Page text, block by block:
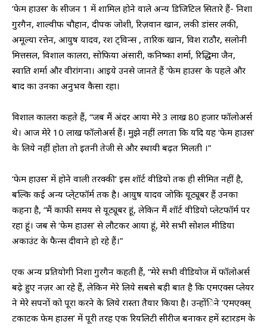
‘फेम हाउस’ के सीजन 1 में शामिल होने वाले अन्य डिजिटिल सितारे हैं- निशा
गुरगैन, शाल्वीफ चौहान, दीपक जोशी, रिज़वान खान, लकी डांसर लकी,
अमूल्या रत्तेन, आयुष यादव, रश ट्विन्स , तारिक खान, विश राठौर, सलोनी
मित्तसल, विशाल कालरा, सोफिया अंसारी, कनिष्का शर्मा, रिद्धिमा जैन,
स्वाति शर्मा और वीरांगना। आइये उनसे जानते हैं ‘फेम हाउस’ के पहले और
बाद का उनका अनुभव कैसा रहा।
विशाल कालरा कहते हैं, “जब मैं अंदर आया मेरे 3 लाख 80 हजार फॉलोअर्स
थे। आज मेरे 10 लाख फॉलोअर्स हैं। मुझे नहीं लगता कि यदि यह ‘फेम हाउस’
के लिये नहीं होता तो इतनी तेजी से और स्थायी बढ़त मिलती ।”
‘फेम हाउस’ में होने वाली तरक्की‘ इस शॉर्ट वीडियो तक ही सीमित नहीं है,
बल्कि कई अन्य प्ले्टफॉर्म तक है। आयुष यादव जोकि यूट्यूबर हैं उनका
कहना है, “मैं काफी समय से यूट्यूबर हूं, लेकिन मैं शॉर्ट वीडियो प्लेटफॉर्म पर
रहा हूं। जब से ‘फेम हाउस’ से लौटकर आया हूं, मेरे सभी सोशल मीडिया
अकाउंट के फैन्स दीवाने हो रहे हैं।”
एक अन्य प्रतियोगी निशा गुरगैन कहती हैं, “मेरे सभी वीडियोज में फॉलोअर्स
बढ़े हुए नज़र आ रहे हैं, लेकिन मेरे लिये सबसे बड़ी बात है कि एमएक्स प्लेयर
ने मेरे सपनों को पूरा करने के लिये रास्ता तैयार किया है। उन्होंिने ‘एमएक्स्
टकाटक फेम हाउस’ में पूरी तरह एक रि‍यलिटी सीरीज बनाकर हमें स्टारडम के